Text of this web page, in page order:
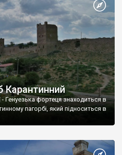
Карантинний
Генуезька фортеця знаходиться в
пагорбі, який підноситься в